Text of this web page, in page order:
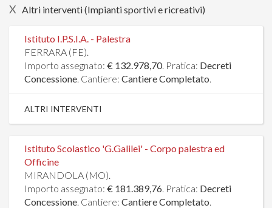
X Altri interventi (Impianti sportivi e ricreativi)
Istituto I.P.S.I.A. - Palestra
FERRARA (FE).
Importo assegnato: € 132.978,70. Pratica: Decreti
Concessione. Cantiere: Cantiere Completato.
ALTRI INTERVENTI
Istituto Scolastico 'G.Galilei' - Corpo palestra ed
Officine
MIRANDOLA (MO).
Importo assegnato: € 181.389,76. Pratica: Decreti
Concessione. Cantiere: Cantiere Completato.